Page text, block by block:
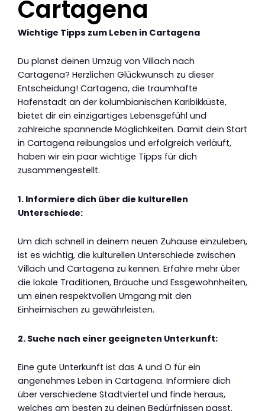
Cartagena
Wichtige Tipps zum Leben in Cartagena
Du planst deinen Umzug von Villach nach
Cartagena? Herzlichen Glückwunsch zu dieser
Entscheidung! Cartagena, die traumhafte
Hafenstadt an der kolumbianischen Karibikküste,
bietet dir ein einzigartiges Lebensgefühl und
zahlreiche spannende Möglichkeiten. Damit dein Start
in Cartagena reibungslos und erfolgreich verläuft,
haben wir ein paar wichtige Tipps für dich
zusammengestellt.
1. Informiere dich über die kulturellen
Unterschiede:
Um dich schnell in deinem neuen Zuhause einzuleben,
ist es wichtig, die kulturellen Unterschiede zwischen
Villach und Cartagena zu kennen. Erfahre mehr über
die lokale Traditionen, Bräuche und Essgewohnheiten,
um einen respektvollen Umgang mit den
Einheimischen zu gewährleisten.
2. Suche nach einer geeigneten Unterkunft:
Eine gute Unterkunft ist das A und O für ein
angenehmes Leben in Cartagena. Informiere dich
über verschiedene Stadtviertel und finde heraus,
welches am besten zu deinen Bedürfnissen passt.